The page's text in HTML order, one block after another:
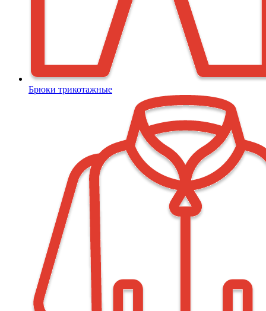
Брюки трикотажные